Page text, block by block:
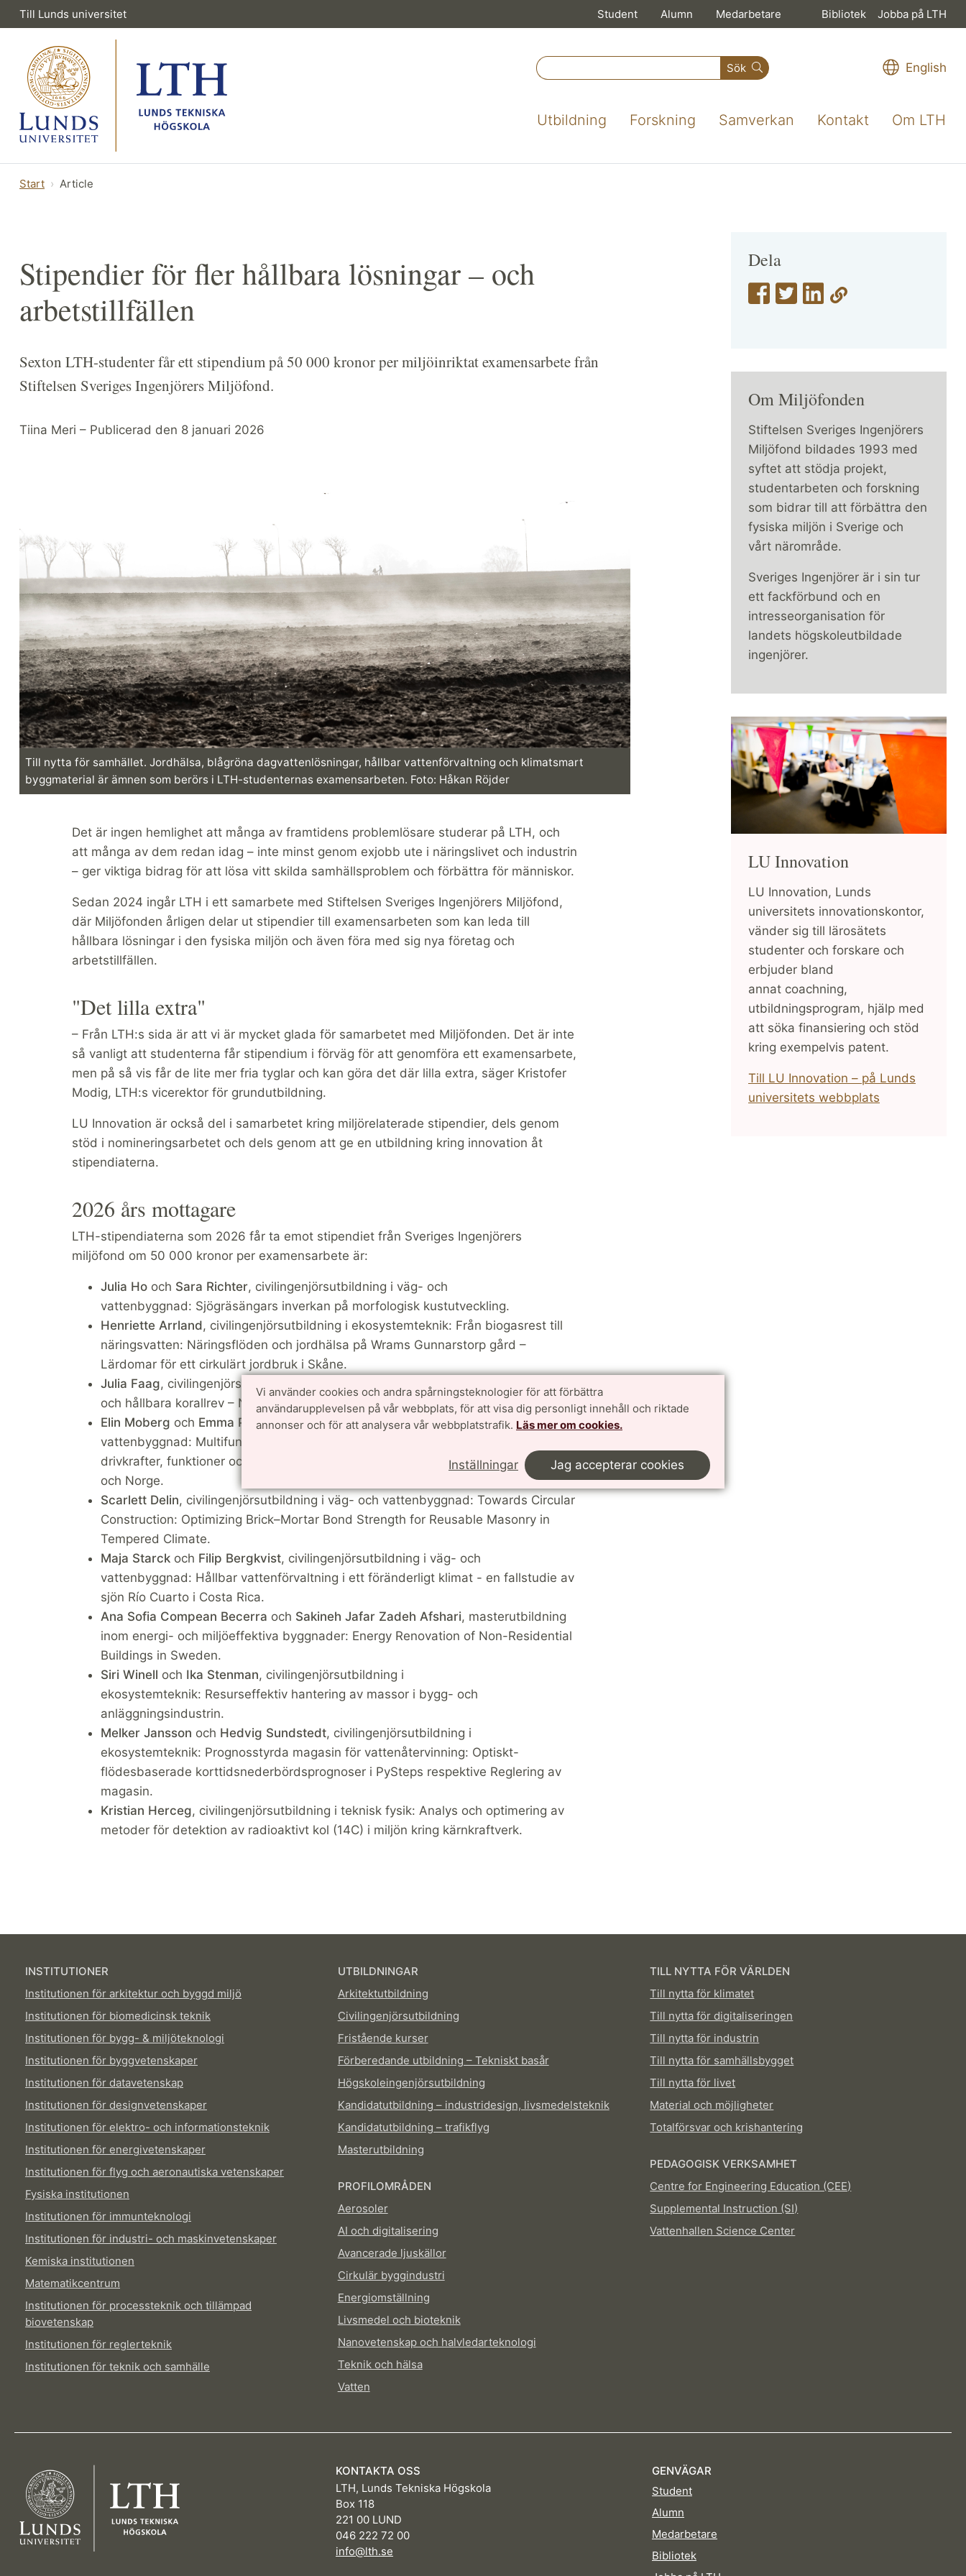
Vi använder cookies och andra spårningsteknologier för att förbättra
användarupplevelsen på vår webbplats, för att visa dig personligt innehåll och riktade
annonser och för att analysera vår webbplatstrafik. Läs mer om cookies.
Inställningar Jag accepterar cookies
Till Lunds universitet Student Alumn Medarbetare Bibliotek Jobba på LTH
Sök English
Utbildning Forskning Samverkan Kontakt Om LTH
Start Article
Stipendier för fler hållbara lösningar – och
arbetstillfällen
Sexton LTH-studenter får ett stipendium på 50 000 kronor per miljöinriktat examensarbete från
Stiftelsen Sveriges Ingenjörers Miljöfond.
Tiina Meri – Publicerad den 8 januari 2026
Till nytta för samhället. Jordhälsa, blågröna dagvattenlösningar, hållbar vattenförvaltning och klimatsmart
byggmaterial är ämnen som berörs i LTH-studenternas examensarbeten. Foto: Håkan Röjder
Det är ingen hemlighet att många av framtidens problemlösare studerar på LTH, och
att många av dem redan idag – inte minst genom exjobb ute i näringslivet och industrin
– ger viktiga bidrag för att lösa vitt skilda samhällsproblem och förbättra för människor.
Sedan 2024 ingår LTH i ett samarbete med Stiftelsen Sveriges Ingenjörers Miljöfond,
där Miljöfonden årligen delar ut stipendier till examensarbeten som kan leda till
hållbara lösningar i den fysiska miljön och även föra med sig nya företag och
arbetstillfällen.
"Det lilla extra"
– Från LTH:s sida är att vi är mycket glada för samarbetet med Miljöfonden. Det är inte
så vanligt att studenterna får stipendium i förväg för att genomföra ett examensarbete,
men på så vis får de lite mer fria tyglar och kan göra det där lilla extra, säger Kristofer
Modig, LTH:s vicerektor för grundutbildning.
LU Innovation är också del i samarbetet kring miljörelaterade stipendier, dels genom
stöd i nomineringsarbetet och dels genom att ge en utbildning kring innovation åt
stipendiaterna.
2026 års mottagare
LTH-stipendiaterna som 2026 får ta emot stipendiet från Sveriges Ingenjörers
miljöfond om 50 000 kronor per examensarbete är:
Julia Ho och Sara Richter, civilingenjörsutbildning i väg- och
vattenbyggnad: Sjögräsängars inverkan på morfologisk kustutveckling.
Henriette Arrland, civilingenjörsutbildning i ekosystemteknik: Från biogasrest till
näringsvatten: Näringsflöden och jordhälsa på Wrams Gunnarstorp gård –
Lärdomar för ett cirkulärt jordbruk i Skåne.
Julia Faag, civilingenjörsutbildning i ekosystemteknik: Klimatsmart byggmaterial
och hållbara korallrev – Naturinspirerad teknik med flera klimatlösningar i en.
Elin Moberg och Emma Persson, civilingenjörsutbildning i väg- och
vattenbyggnad: Multifunktionalitet i blågröna dagvattenlösningar: En analys av
drivkrafter, funktioner och utfall i blågröna lösningar i Tyskland, Nederländerna
och Norge.
Scarlett Delin, civilingenjörsutbildning i väg- och vattenbyggnad: Towards Circular
Construction: Optimizing Brick–Mortar Bond Strength for Reusable Masonry in
Tempered Climate.
Maja Starck och Filip Bergkvist, civilingenjörsutbildning i väg- och
vattenbyggnad: Hållbar vattenförvaltning i ett föränderligt klimat - en fallstudie av
sjön Río Cuarto i Costa Rica.
Ana Sofia Compean Becerra och Sakineh Jafar Zadeh Afshari, masterutbildning
inom energi- och miljöeffektiva byggnader: Energy Renovation of Non-Residential
Buildings in Sweden.
Siri Winell och Ika Stenman, civilingenjörsutbildning i
ekosystemteknik: Resurseffektiv hantering av massor i bygg- och
anläggningsindustrin.
Melker Jansson och Hedvig Sundstedt, civilingenjörsutbildning i
ekosystemteknik: Prognosstyrda magasin för vattenåtervinning: Optiskt-
flödesbaserade korttidsnederbördsprognoser i PySteps respektive Reglering av
magasin.
Kristian Herceg, civilingenjörsutbildning i teknisk fysik: Analys och optimering av
metoder för detektion av radioaktivt kol (14C) i miljön kring kärnkraftverk.
Dela
Om Miljöfonden
Stiftelsen Sveriges Ingenjörers
Miljöfond bildades 1993 med
syftet att stödja projekt,
studentarbeten och forskning
som bidrar till att förbättra den
fysiska miljön i Sverige och
vårt närområde.
Sveriges Ingenjörer är i sin tur
ett fackförbund och en
intresseorganisation för
landets högskoleutbildade
ingenjörer.
LU Innovation
LU Innovation, Lunds
universitets innovationskontor,
vänder sig till lärosätets
studenter och forskare och
erbjuder bland
annat coachning,
utbildningsprogram, hjälp med
att söka finansiering och stöd
kring exempelvis patent.
Till LU Innovation – på Lunds
universitets webbplats
INSTITUTIONER
Institutionen för arkitektur och byggd miljö
Institutionen för biomedicinsk teknik
Institutionen för bygg- & miljöteknologi
Institutionen för byggvetenskaper
Institutionen för datavetenskap
Institutionen för designvetenskaper
Institutionen för elektro- och informationsteknik
Institutionen för energivetenskaper
Institutionen för flyg och aeronautiska vetenskaper
Fysiska institutionen
Institutionen för immunteknologi
Institutionen för industri- och maskinvetenskaper
Kemiska institutionen
Matematikcentrum
Institutionen för processteknik och tillämpad
biovetenskap
Institutionen för reglerteknik
Institutionen för teknik och samhälle
UTBILDNINGAR
Arkitektutbildning
Civilingenjörsutbildning
Fristående kurser
Förberedande utbildning – Tekniskt basår
Högskoleingenjörsutbildning
Kandidatutbildning – industridesign, livsmedelsteknik
Kandidatutbildning – trafikflyg
Masterutbildning
PROFILOMRÅDEN
Aerosoler
AI och digitalisering
Avancerade ljuskällor
Cirkulär byggindustri
Energiomställning
Livsmedel och bioteknik
Nanovetenskap och halvledarteknologi
Teknik och hälsa
Vatten
TILL NYTTA FÖR VÄRLDEN
Till nytta för klimatet
Till nytta för digitaliseringen
Till nytta för industrin
Till nytta för samhällsbygget
Till nytta för livet
Material och möjligheter
Totalförsvar och krishantering
PEDAGOGISK VERKSAMHET
Centre for Engineering Education (CEE)
Supplemental Instruction (SI)
Vattenhallen Science Center
KONTAKTA OSS
LTH, Lunds Tekniska Högskola
Box 118
221 00 LUND
046 222 72 00
info@lth.se
GENVÄGAR
Student
Alumn
Medarbetare
Bibliotek